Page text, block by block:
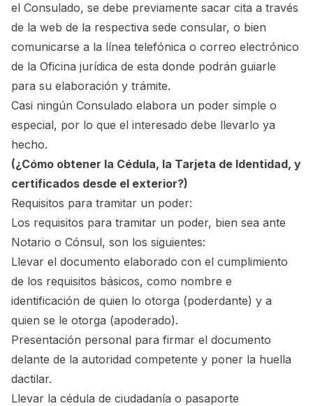
el Consulado, se debe previamente sacar cita a través
de la web de la respectiva sede consular, o bien
comunicarse a la línea telefónica o correo electrónico
de la Oficina jurídica de esta donde podrán guiarle
para su elaboración y trámite.
Casi ningún Consulado elabora un poder simple o
especial, por lo que el interesado debe llevarlo ya
hecho.
(¿Cómo obtener la Cédula, la Tarjeta de Identidad, y
certificados desde el exterior?)
Requisitos para tramitar un poder:
Los requisitos para tramitar un poder, bien sea ante
Notario o Cónsul, son los siguientes:
Llevar el documento elaborado con el cumplimiento
de los requisitos básicos, como nombre e
identificación de quien lo otorga (poderdante) y a
quien se le otorga (apoderado).
Presentación personal para firmar el documento
delante de la autoridad competente y poner la huella
dactilar.
Llevar la cédula de ciudadanía o pasaporte